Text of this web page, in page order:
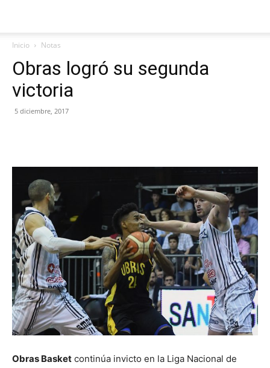
Inicio Notas
Obras logró su segunda
victoria
5 diciembre, 2017
Obras Basket continúa invicto en la Liga Nacional de